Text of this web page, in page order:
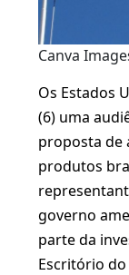
Canva
Os Estados
(6) uma
proposta de
produtos
governo
parte da
Escritório do